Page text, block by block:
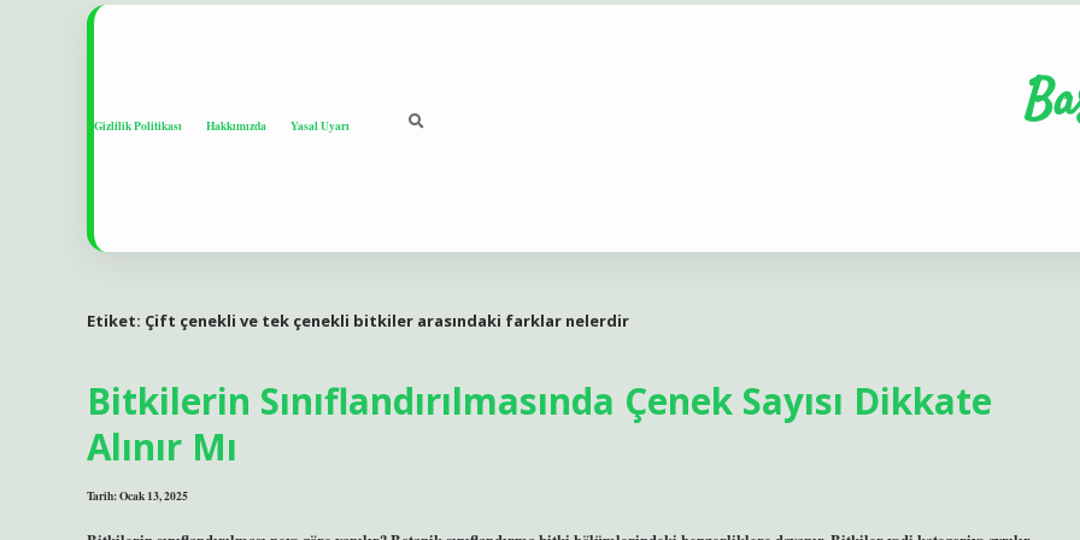
Gizlilik Politikası Hakkımızda Yasal Uyarı
Etiket: Çift çenekli ve tek çenekli bitkiler arasındaki farklar nelerdir
Bitkilerin Sınıflandırılmasında Çenek Sayısı Dikkate
Alınır Mı
Tarih: Ocak 13, 2025